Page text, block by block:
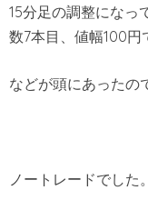
15分足の調整になっ
数7本目、値幅100円
などが頭にあったの
ノートレードでした。